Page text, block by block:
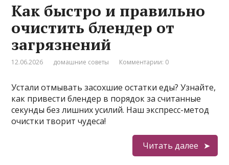
Как быстро и правильно
очистить блендер от
загрязнений
12.06.2026 домашние советы Комментарии: 0
Устали отмывать засохшие остатки еды? Узнайте,
как привести блендер в порядок за считанные
секунды без лишних усилий. Наш экспресс-метод
очистки творит чудеса!
Читать далее